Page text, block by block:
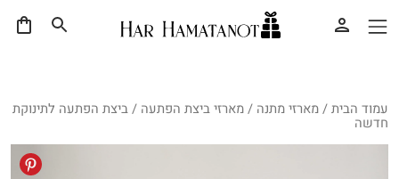
עמוד הבית/מארזי מתנה /מארזי ביצת הפתעה / ביצת הפתעה לתינוקת
חדשה